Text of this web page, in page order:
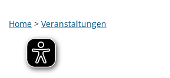
Home > Veranstaltungen